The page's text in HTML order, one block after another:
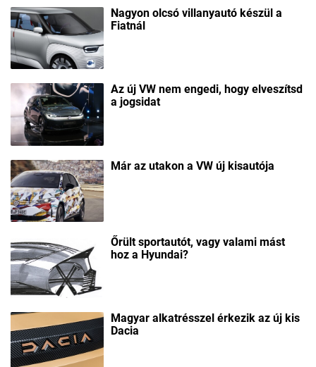
Nagyon olcsó villanyautó készül a
Fiatnál
Az új VW nem engedi, hogy elveszítsd
a jogsidat
Már az utakon a VW új kisautója
Őrült sportautót, vagy valami mást
hoz a Hyundai?
Magyar alkatrésszel érkezik az új kis
Dacia